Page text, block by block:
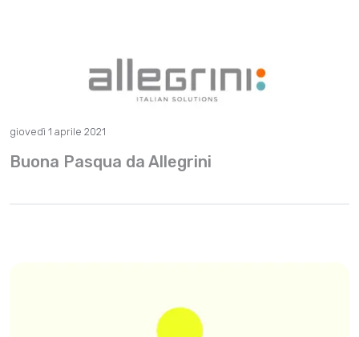
giovedì 1 aprile 2021
Buona Pasqua da Allegrini